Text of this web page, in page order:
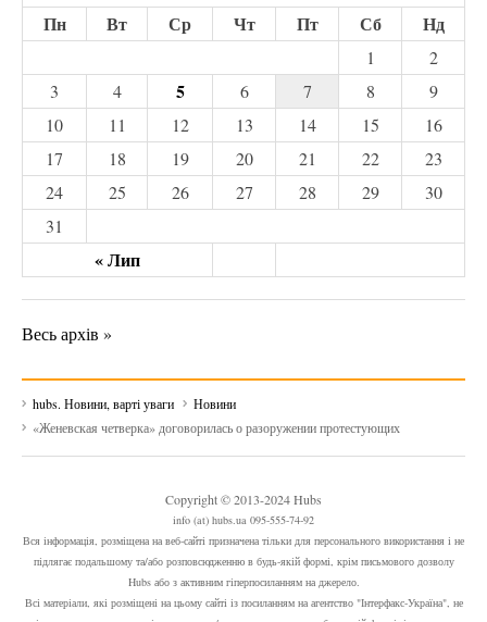
Пн
Вт Ср Чт Пт Сб Нд
« Лип
1
2
3
4 5 6 7 8
9
10
11 12 13 14 15
16
17
18 19 20 21 22
23
24
25 26 27 28 29
30
31
Весь архів »
hubs. Новини, варті уваги
Новини
«Женевская четверка» договорилась о разоружении протестующих
Copyright © 2013-2024 Hubs
info (at) hubs.ua 095-555-74-92
Вся інформація, розміщена на веб-сайті призначена тільки для персонального використання і не
підлягає подальшому та/або розповсюдженню в будь-якій формі, крім письмового дозволу
Hubs або з активним гіперпосиланням на джерело.
Всі матеріали, які розміщені на цьому сайті із посиланням на агентство "Інтерфакс-Україна", не